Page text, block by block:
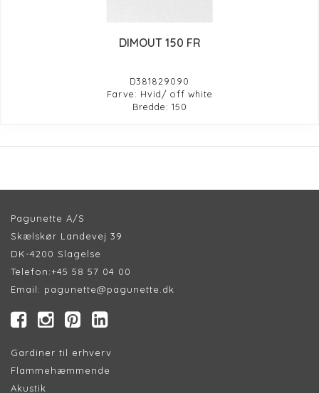
DIMOUT 150 FR
D381829090
Farve: Hvid/ off white
Bredde: 150
Pagunette A/S
Skælskør Landevej 39
DK-4200 Slagelse
Telefon:+45 58 57 04 00
Email: pagunette@pagunette.dk
Gardiner til erhverv
Flammehæmmende
Akustik